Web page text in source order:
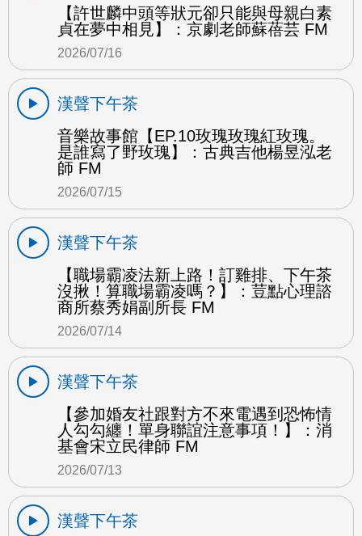
【許世麟中頭等狀元卻只能與母親白素
貞在夢中相見】：京劇老師蘇蓓芸 FM
2026/07/16
漢聲下午茶
音樂故事館【EP.10玫瑰玫瑰紅玫瑰。
是誰寫了野玫瑰】：古典吉他楊昱泓老
師 FM
2026/07/15
漢聲下午茶
【職場霸凌法新上路！訂雞排、下午茶
沒揪！算職場霸凌嗎？】：荳點心理諮
商所蔡秀娟副所長 FM
2026/07/14
漢聲下午茶
【參加婚友社跟對方不來電遇到恐怖情
人勾勾纏！單身聯誼注意事項！】：消
基會宋立民律師 FM
2026/07/13
漢聲下午茶